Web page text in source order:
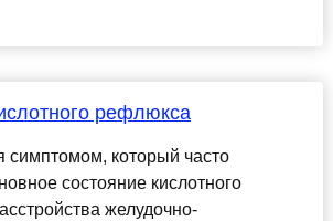
рефлюкса
симптомом, который часто
состояние кислотного
желудочно-